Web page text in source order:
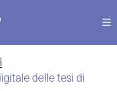
delle tesi di